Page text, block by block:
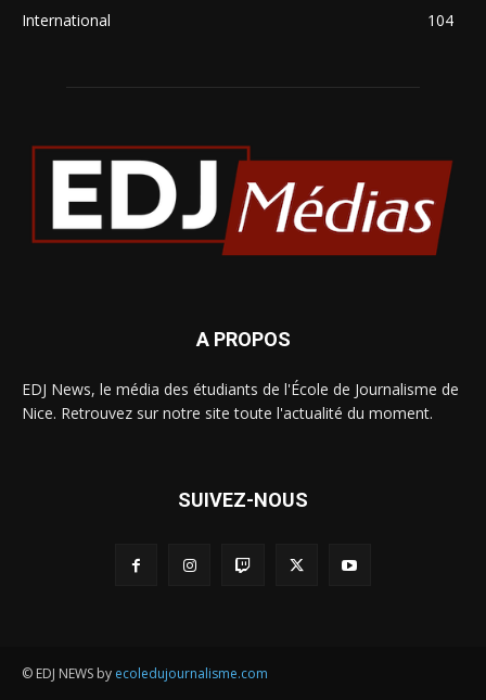
International
104
A PROPOS
EDJ News, le média des étudiants de l'École de Journalisme de
Nice. Retrouvez sur notre site toute l'actualité du moment.
SUIVEZ-NOUS
© EDJ NEWS by ecoledujournalisme.com